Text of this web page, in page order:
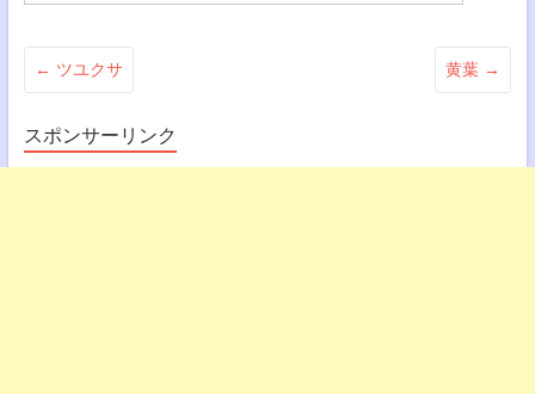
← ツユクサ 黄葉 →
スポンサーリンク